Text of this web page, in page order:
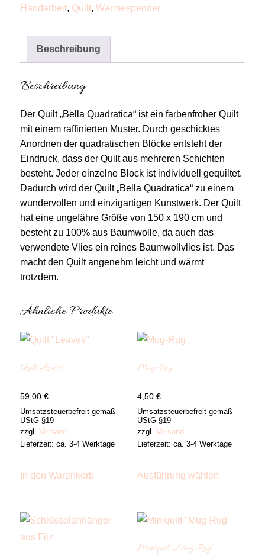
Handarbeit, Quilt,Wärmespender
Beschreibung
Beschreibung
Der Quilt „Bella Quadratica“ ist ein farbenfroher Quilt
mit einem raffinierten Muster. Durch geschicktes
Anordnen der quadratischen Blöcke entsteht der
Eindruck, dass der Quilt aus mehreren Schichten
besteht. Jeder einzelne Block ist individuell gequiltet.
Dadurch wird der Quilt „Bella Quadratica“ zu einem
wundervollen und einzigartigen Kunstwerk. Der Quilt
hat eine ungefähre Größe von 150 x 190 cm und
besteht zu 100% aus Baumwolle, da auch das
verwendete Vlies ein reines Baumwollvlies ist. Das
macht den Quilt angenehm leicht und wärmt
trotzdem.
Ähnliche Produkte
Quilt „Leaves“
59,00€
Umsatzsteuerbefreit gemäß
UStG §19
zzgl.Versand
Lieferzeit: ca. 3-4 Werktage
In den Warenkorb
Mug-Rug
4,50 €
Umsatzsteuerbefreit gemäß
UStG §19
zzgl. Versand
Lieferzeit: ca. 3-4 Werktage
Ausführung wählenProdukt
auf.
Die
Miniquilt „Mug-Rug“